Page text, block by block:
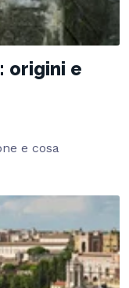
origini e
e cosa